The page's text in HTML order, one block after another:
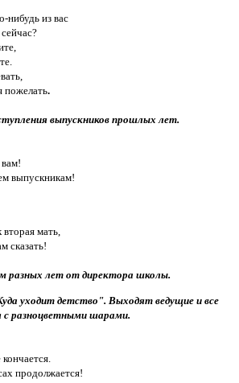
нибудь из вас
пожелать.
выпускников прошлых лет.
выпускникам!
вторая мать,
сказать!
разных лет от директора школы.
уходит детство". Выходят ведущие и все
с разноцветными шарами.
продолжается!